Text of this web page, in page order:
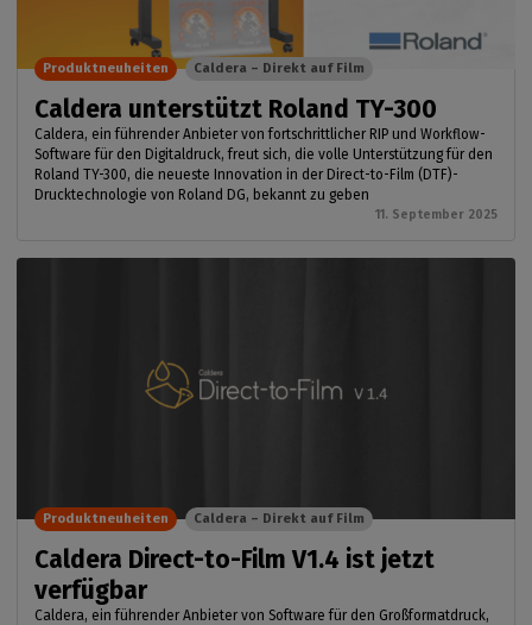
Caldera unterstützt Roland TY-300
Caldera, ein führender Anbieter von fortschrittlicher RIP und Workflow-
Software für den Digitaldruck, freut sich, die volle Unterstützung für den
Roland TY-300, die neueste Innovation in der Direct-to-Film (DTF)-
Drucktechnologie von Roland DG, bekannt zu geben
11. September 2025
Produktneuheiten Caldera – Direkt auf Film
Caldera Direct-to-Film V1.4 ist jetzt
verfügbar
Caldera, ein führender Anbieter von Software für den Großformatdruck,
Produktneuheiten Caldera – Direkt auf Film